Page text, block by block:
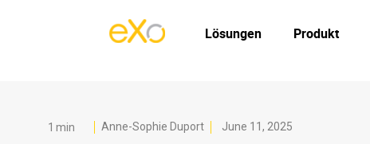
Lösungen Produkt
Anne-Sophie Duport June 11, 2025